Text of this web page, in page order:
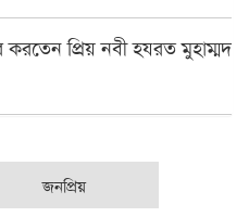
প্রিয় নবী হযরত মুহাম্মদ
জনপ্রিয়